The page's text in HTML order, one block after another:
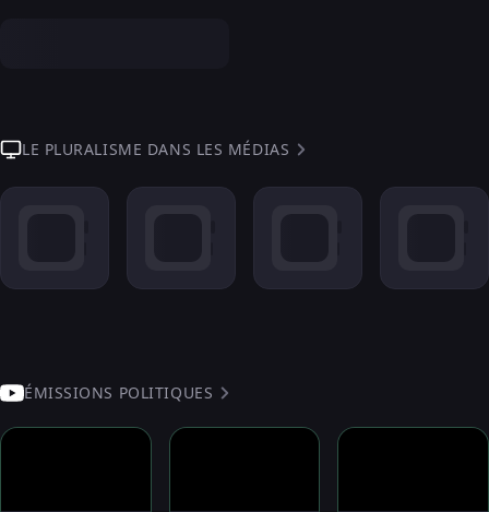
LE PLURALISME DANS LES MÉDIAS
ÉMISSIONS POLITIQUES